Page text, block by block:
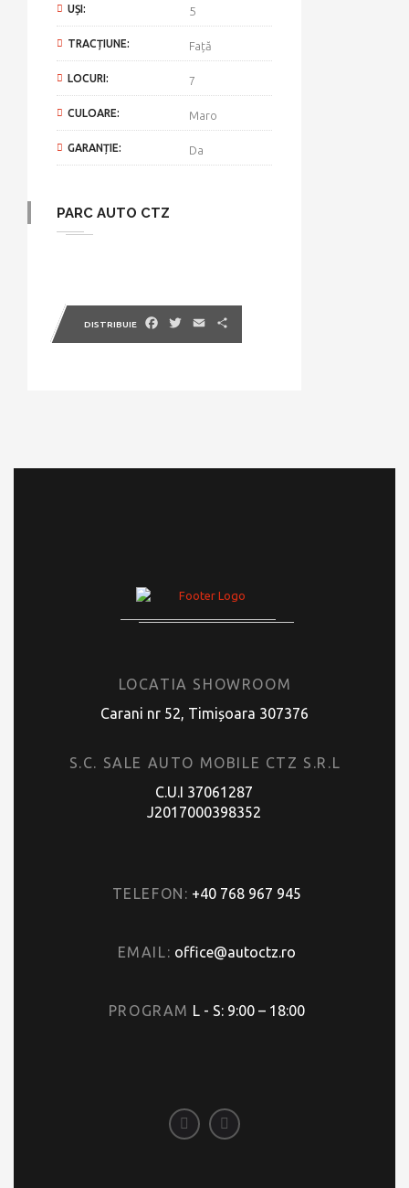
UȘI: 5
TRACȚIUNE: Față
LOCURI: 7
CULOARE: Maro
GARANȚIE: Da
PARC AUTO CTZ
DISTRIBUIE Facebook
TwitterEmail
LOCATIA SHOWROOM
Carani nr 52, Timișoara 307376
S.C. SALE AUTO MOBILE CTZ S.R.L
C.U.I 37061287
J2017000398352
TELEFON: +40 768 967 945
EMAIL: office@autoctz.ro
PROGRAM L - S: 9:00 – 18:00